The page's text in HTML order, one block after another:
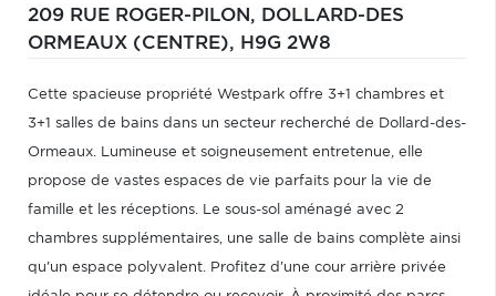
209 RUE ROGER-PILON, DOLLARD-DES
ORMEAUX (CENTRE), H9G 2W8
Cette spacieuse propriété Westpark offre 3+1 chambres et
3+1 salles de bains dans un secteur recherché de Dollard-des-
Ormeaux. Lumineuse et soigneusement entretenue, elle
propose de vastes espaces de vie parfaits pour la vie de
famille et les réceptions. Le sous-sol aménagé avec 2
chambres supplémentaires, une salle de bains complète ainsi
qu'un espace polyvalent. Profitez d'une cour arrière privée